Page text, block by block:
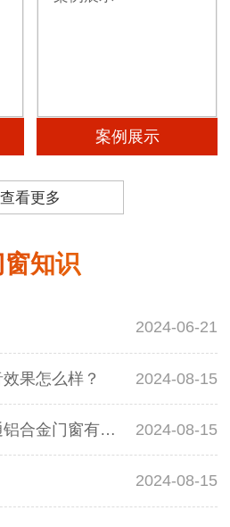
案例展示
查看更多
窗知识
2024-06-21
果怎么样？ 2024-08-15
断桥铝合金门窗和普通铝合金门窗有什么区别？ 2024-08-15
2024-08-15